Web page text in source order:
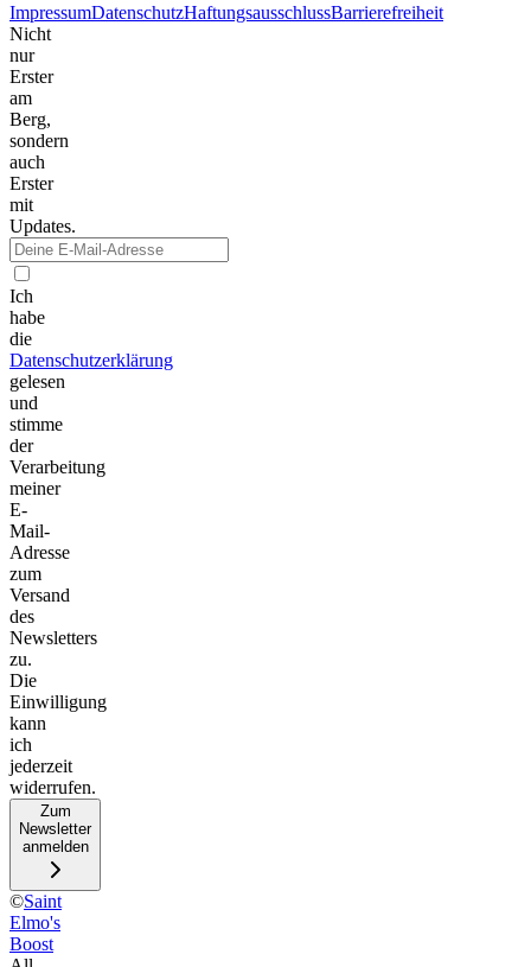
ImpressumDatenschutzHaftungsausschlussBarrierefreiheit
Nicht
nur
Erster
am
Berg,
sondern
auch
Erster
mit
Updates.
Ich
habe
die
Datenschutzerklärung
gelesen
und
stimme
der
Verarbeitung
meiner
E-
Mail-
Adresse
zum
Versand
des
Newsletters
zu.
Die
Einwilligung
kann
ich
jederzeit
widerrufen.
Zum
Newsletter
anmelden
©Saint
Elmo's
Boost